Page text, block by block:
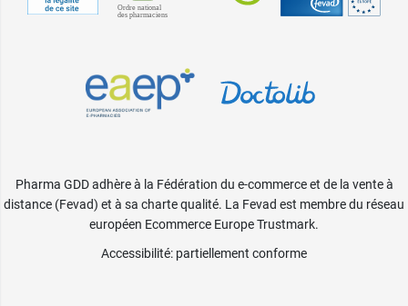
Pharma GDD adhère à la Fédération du e-commerce et de la vente à
distance (Fevad) et à sa charte qualité. La Fevad est membre du réseau
européen Ecommerce Europe Trustmark.
Accessibilité: partiellement conforme